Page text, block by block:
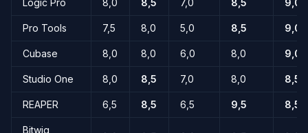
Logic Pro 8,0 8,5 7,0 8,5 9,0
Pro Tools 7,5 8,0 5,0 8,5 9,0
Cubase 8,0 8,0 6,0 8,0 9,0
Studio One 8,0 8,5 7,0 8,0 8,5
REAPER 6,5 8,5 6,5 9,5 8,5
Bitwig